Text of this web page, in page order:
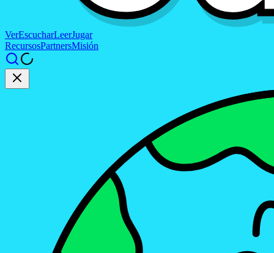
VerEscucharLeerJugar
RecursosPartnersMisión